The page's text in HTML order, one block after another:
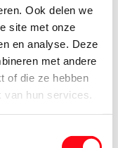
Ook delen we
site met onze
en analyse. Deze
met andere
of die ze hebben
hun services.
uur per week
vroege ochtend en/of